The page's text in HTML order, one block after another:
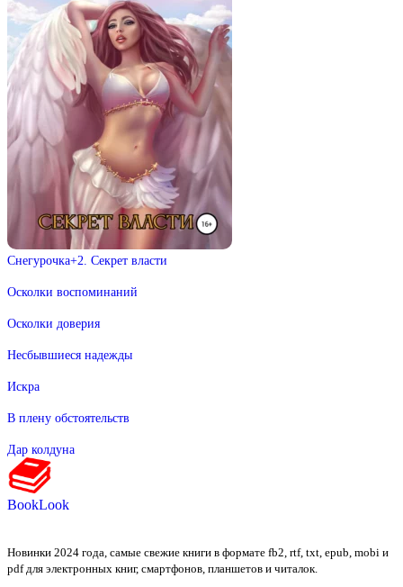
Снегурочка+2. Секрет власти
Осколки воспоминаний
Осколки доверия
Несбывшиеся надежды
Искра
В плену обстоятельств
Дар колдуна
BookLook
Новинки 2024 года, самые свежие книги в формате fb2, rtf, txt, epub, mobi и
pdf для электронных книг, смартфонов, планшетов и читалок.